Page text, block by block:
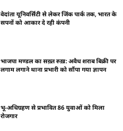
वेदांता यूनिवर्सिटी से लेकर जिंक पार्क तक, भारत के
सपनों को आकार दे रही कंपनी
भाजपा मण्डल का सख़्त रुख़: अवैध शराब बिक्री पर
लगाम लगाने थाना प्रभारी को सौंपा गया ज्ञापन
भू-अधिग्रहण से प्रभावित 86 युवाओं को मिला
रोजगार